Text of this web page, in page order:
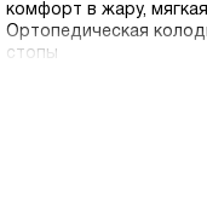
комфорт в жару,
Ортопедическая
стопы